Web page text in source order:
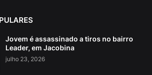
Jovem é assassinado a tiros no bairro
Leader, em Jacobina
julho 23, 2026